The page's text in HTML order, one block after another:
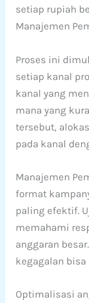
setiap rupiah
Manajemen
Proses ini
setiap kanal
kanal yang
mana yang
tersebut,
pada kanal
Manajemen
format
paling efektif.
memahami
anggaran
kegagalan
Optimalisasi